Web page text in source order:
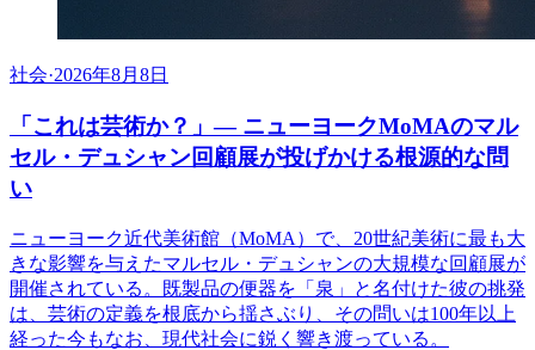
社会·2026年8月8日
「これは芸術か？」— ニューヨークMoMAのマル
セル・デュシャン回顧展が投げかける根源的な問
い
ニューヨーク近代美術館（MoMA）で、20世紀美術に最も大
きな影響を与えたマルセル・デュシャンの大規模な回顧展が
開催されている。既製品の便器を「泉」と名付けた彼の挑発
は、芸術の定義を根底から揺さぶり、その問いは100年以上
経った今もなお、現代社会に鋭く響き渡っている。